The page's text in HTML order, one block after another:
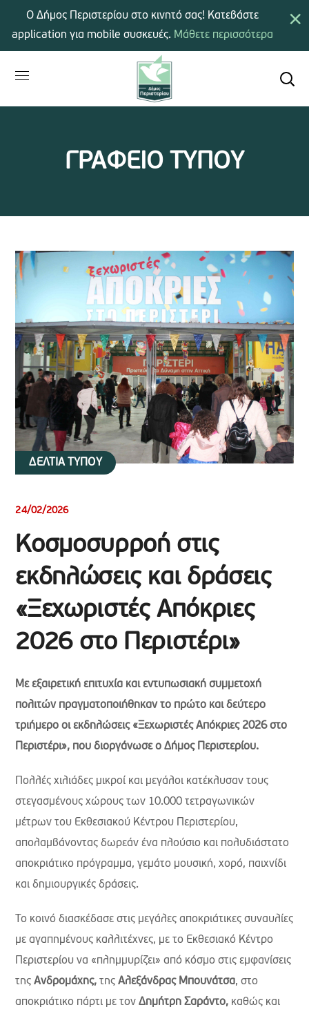
ΓΡΑΦΕΙΟ ΤΥΠΟΥ
ΔΕΛΤΙΑ ΤΥΠΟΥ
24/02/2026
Κοσμοσυρροή στις
εκδηλώσεις και δράσεις
«Ξεχωριστές Απόκριες
2026 στο Περιστέρι»
Με εξαιρετική επιτυχία και εντυπωσιακή συμμετοχή
πολιτών πραγματοποιήθηκαν το πρώτο και δεύτερο
τριήμερο οι εκδηλώσεις «Ξεχωριστές Απόκριες 2026 στο
Περιστέρι», που διοργάνωσε ο Δήμος Περιστερίου.
Πολλές χιλιάδες μικροί και μεγάλοι κατέκλυσαν τους
στεγασμένους χώρους των 10.000 τετραγωνικών
μέτρων του Εκθεσιακού Κέντρου Περιστερίου,
απολαμβάνοντας δωρεάν ένα πλούσιο και πολυδιάστατο
αποκριάτικο πρόγραμμα, γεμάτο μουσική, χορό, παιχνίδι
και δημιουργικές δράσεις.
Το κοινό διασκέδασε στις μεγάλες αποκριάτικες συναυλίες
με αγαπημένους καλλιτέχνες, με το Εκθεσιακό Κέντρο
Περιστερίου να «πλημμυρίζει» από κόσμο στις εμφανίσεις
τηςΑνδρομάχης, τηςΑλεξάνδρας Μπουνάτσα, στο
αποκριάτικο πάρτι με τονΔημήτρη Σαράντο, καθώς και
×
Ο Δήμος Περιστερίου στο κινητό σας! Κατεβάστε
application για mobile συσκευές. Μάθετε περισσότερα